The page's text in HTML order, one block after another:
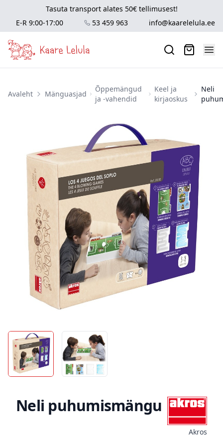
Tasuta transport alates 50€ tellimusest!
E-R 9:00-17:00
53 459 963 info@kaarelelula.ee
Avaleht Mänguasjad
Õppemängud
ja -vahendid
Keel ja
kirjaoskus
Neli
Neli puhumismängu
Akros